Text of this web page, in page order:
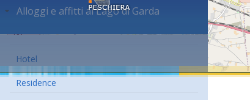
Alloggi e affitti al Lago di Garda
Hotel
Residence